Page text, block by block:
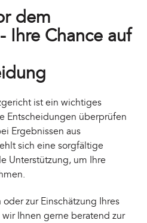
dem
Ihre Chance auf
ist ein wichtiges
Entscheidungen überprüfen
Ergebnissen aus
sich eine sorgfältige
Unterstützung, um Ihre
zur Einschätzung Ihres
Ihnen gerne beratend zur